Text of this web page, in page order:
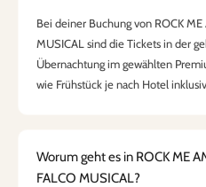
Bei deiner Buchung von ROCK
MUSICAL sind die Tickets in der
Übernachtung im gewählten
wie Frühstück je nach Hotel
Worum geht es in ROCK ME
FALCO MUSICAL?